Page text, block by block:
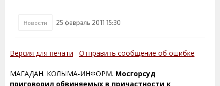
Новости 25 февраль 2011 15:30
Версия для печати Отправить сообщение об ошибке
МАГАДАН. КОЛЫМА-ИНФОРМ. Мосгорсуд
приговорил обвиняемых в причастности к